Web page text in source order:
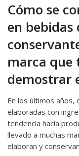
Cómo se
en
marca que
demostrar
En los últimos años,
elaboradas con
tendencia hacia
llevado a muchas
elaboran y